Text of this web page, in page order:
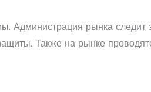
Администрация рынка
Также на рынке